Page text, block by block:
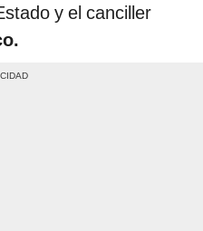
y el canciller